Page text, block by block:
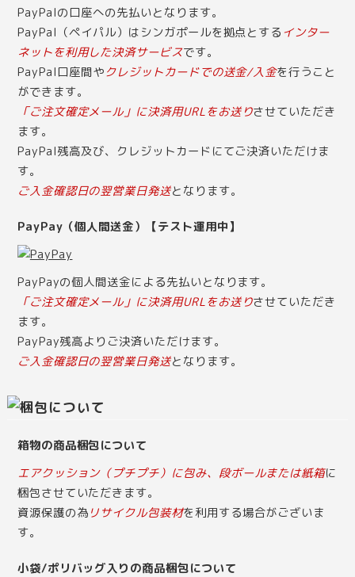
PayPalの口座への先払いとなります。
PayPal（ペイパル）はシンガポールを拠点とする インター
ネットを利用した決済サービスです。
PayPal口座間やクレジットカードでの送金/入金を行うこと
ができます。
「ご注文確定メール」に決済用URLをお送りさせていただき
ます。
PayPal残高及び、クレジットカードにてご決済いただけま
す。
ご入金確認日の翌営業日発送となります。
PayPay（個人間送金）【テスト運用中】
PayPayの個人間送金による先払いとなります。
「ご注文確定メール」に決済用URLをお送りさせていただき
ます。
PayPay残高よりご決済いただけます。
ご入金確認日の翌営業日発送となります。
箱物の商品梱包について
エアクッション（プチプチ）に包み、段ボールまたは紙箱に
梱包させていただきます。
資源保護の為 リサイクル包装材を利用する場合がございま
す。
小袋/ポリバッグ入りの商品梱包について